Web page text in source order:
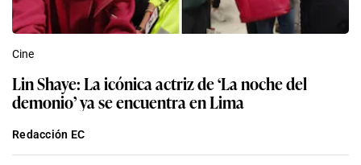
Cine
Lin Shaye: La icónica actriz de ‘La noche del
demonio’ ya se encuentra en Lima
Redacción EC